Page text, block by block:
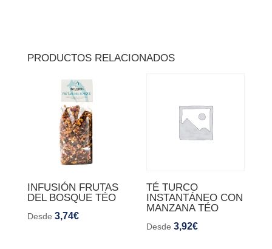
PRODUCTOS RELACIONADOS
INFUSIÓN FRUTAS
DEL BOSQUE TÉO
Desde 3,74€
TÉ TURCO
INSTANTÁNEO CON
MANZANA TÉO
Desde3,92€